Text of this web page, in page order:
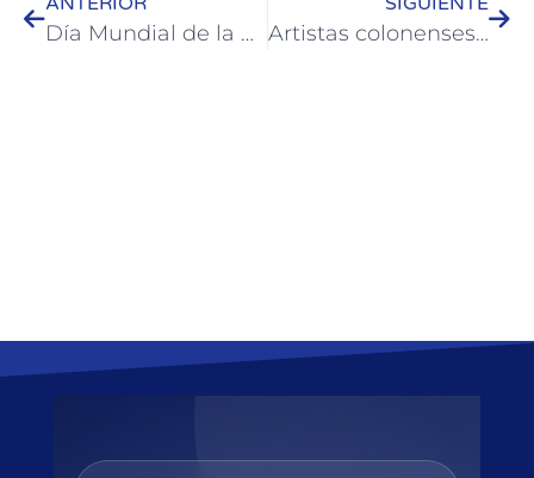
Día Mundial de la Fibrosis Quística: Colón iluminó el edificio municipal en adhesión Artistas colonenses recibieron subsidios gestionados junto al municipio